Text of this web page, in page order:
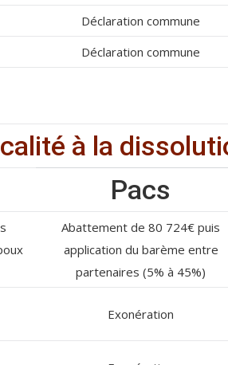
Déclaration commune
Déclaration commune
à la
Pacs
Abattement de 80 724€ puis
application du barème entre
partenaires (5% à 45%)
Exonération